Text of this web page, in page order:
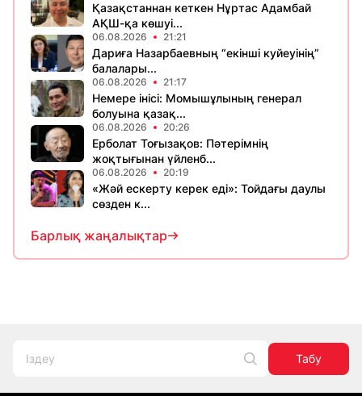
Қазақстаннан кеткен Нұртас Адамбай
АҚШ-қа көшуі...
06.08.2026 21:21
Дариға Назарбаевның “екінші куйеуінің”
балалары...
06.08.2026 21:17
Немере інісі: Момышұлының генерал
болуына қазақ...
06.08.2026 20:26
Ерболат Тоғызақов: Пәтерімнің
жоқтығынан үйленб...
06.08.2026 20:19
«Жәй ескерту керек еді»: Тойдағы даулы
сөзден к...
Барлық жаңалықтар
Табу